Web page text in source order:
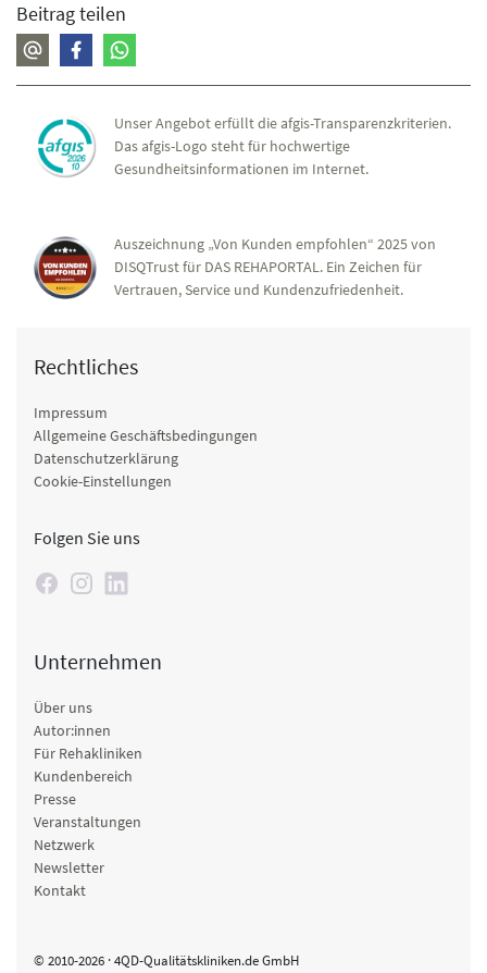
Beitrag teilen
Unser Angebot erfüllt die afgis-Transparenzkriterien.
Das afgis-Logo steht für hochwertige
Gesundheitsinformationen im Internet.
Auszeichnung „Von Kunden empfohlen“ 2025 von
DISQTrust für DAS REHAPORTAL. Ein Zeichen für
Vertrauen, Service und Kundenzufriedenheit.
Rechtliches
Impressum
Allgemeine Geschäftsbedingungen
Datenschutzerklärung
Cookie-Einstellungen
Folgen Sie uns
Unternehmen
Über uns
Autor:innen
Für Rehakliniken
Kundenbereich
Presse
Veranstaltungen
Netzwerk
Newsletter
Kontakt
© 2010-2026 · 4QD-Qualitätskliniken.de GmbH